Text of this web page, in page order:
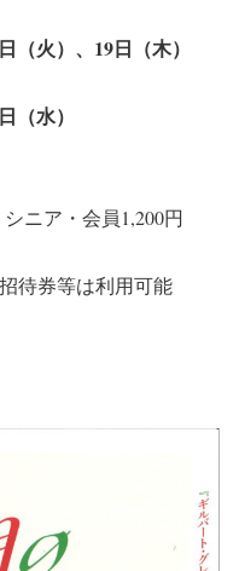
（火）、19日（木）
（水）
ニア・会員1,200円
待券等は利用可能